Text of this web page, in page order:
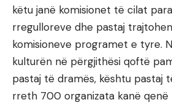
këtu janë komisionet të cilat
rregulloreve dhe pastaj
komisioneve programet e tyre.
kulturën në përgjithësi qoftë
pastaj të dramës, kështu pastaj
rreth 700 organizata kanë